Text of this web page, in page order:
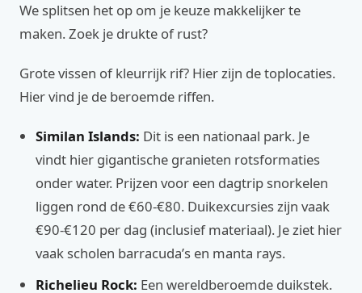
We splitsen het op om je keuze makkelijker te
maken. Zoek je drukte of rust?
Grote vissen of kleurrijk rif? Hier zijn de toplocaties.
Hier vind je de beroemde riffen.
Similan Islands: Dit is een nationaal park. Je
vindt hier gigantische granieten rotsformaties
onder water. Prijzen voor een dagtrip snorkelen
liggen rond de €60-€80. Duikexcursies zijn vaak
€90-€120 per dag (inclusief materiaal). Je ziet hier
vaak scholen barracuda’s en manta rays.
Richelieu Rock: Een wereldberoemde duikstek.